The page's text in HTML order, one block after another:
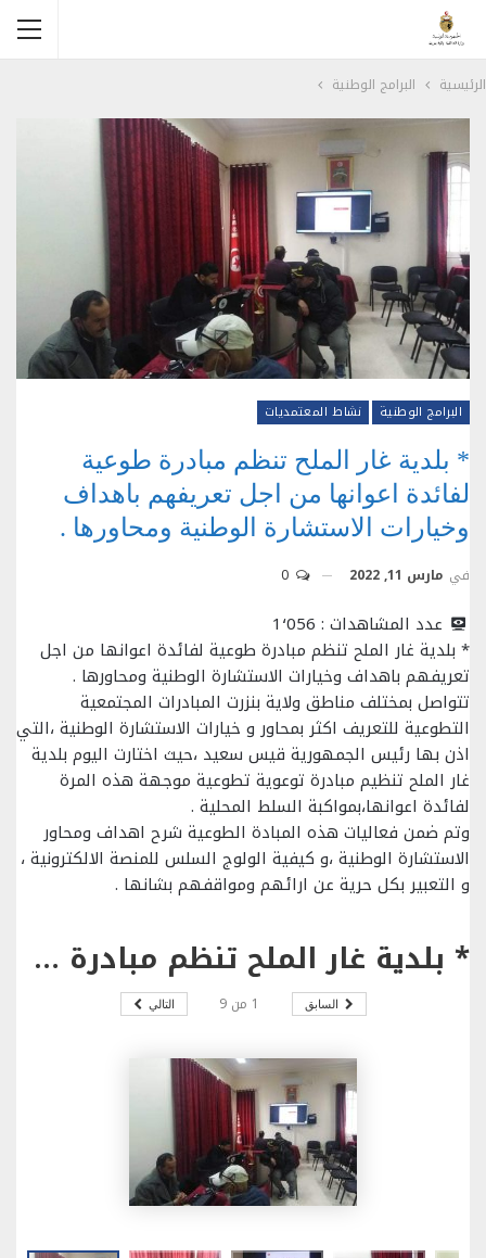
الرئيسية البرامج الوطنية
البرامج الوطنية نشاط المعتمديات
* بلدية غار الملح تنظم مبادرة طوعية
لفائدة اعوانها من اجل تعريفهم باهداف
وخيارات الاستشارة الوطنية ومحاورها .
في مارس 11, 2022
عدد المشاهدات : 1٬056
* بلدية غار الملح تنظم مبادرة طوعية لفائدة اعوانها من اجل
تعريفهم باهداف وخيارات الاستشارة الوطنية ومحاورها .
تتواصل بمختلف مناطق ولاية بنزرت المبادرات المجتمعية
التطوعية للتعريف اكثر بمحاور و خيارات الاستشارة الوطنية ،التي
اذن بها رئيس الجمهورية قيس سعيد ،حيث اختارت اليوم بلدية
غار الملح تنظيم مبادرة توعوية تطوعية موجهة هذه المرة
لفائدة اعوانها،بمواكبة السلط المحلية .
وتم ضمن فعاليات هذه المبادة الطوعية شرح اهداف ومحاور
الاستشارة الوطنية ،و كيفية الولوج السلس للمنصة الالكترونية ،
و التعبير بكل حرية عن ارائهم ومواقفهم بشانها .
* بلدية غار الملح تنظم مبادرة طوعية لفائدة اعوانها من اجل تعريفهم باهداف وخيارات الاستشارة الوطنية ومحاورها .
السابق 1 من 9 التالي